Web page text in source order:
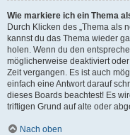
Wie markiere ich ein Thema
Durch Klicken des „Thema als
kannst du das Thema wieder
holen. Wenn du den
möglicherweise deaktiviert
Zeit vergangen. Es ist auch
einfach eine Antwort darauf
dieses Boards beachtest! Es
triftigen Grund auf alte oder
Nach oben